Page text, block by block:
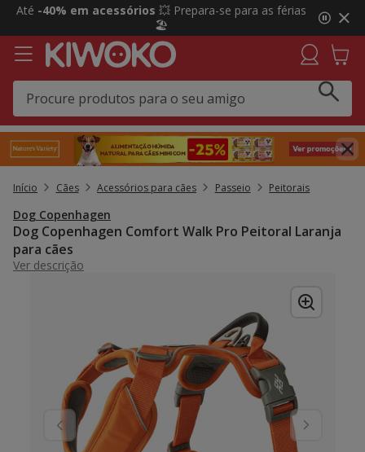
2
3,
mensagem,
Até -40% em acessórios 💥 Prepara-se para as férias
🏖️
Início Cães Acessórios para cães Passeio Peitorais
Dog Copenhagen
Dog Copenhagen Comfort Walk Pro Peitoral Laranja
para cães
Ver descrição